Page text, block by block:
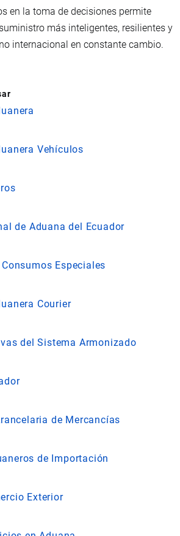
en la toma de decisiones permite
más inteligentes, resilientes y
internacional en constante cambio.
Vehículos
de Aduana del Ecuador
Especiales
Courier
del Sistema Armonizado
de Mercancías
de Importación
Exterior